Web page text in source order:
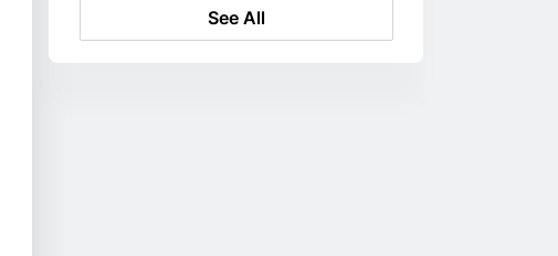
See All